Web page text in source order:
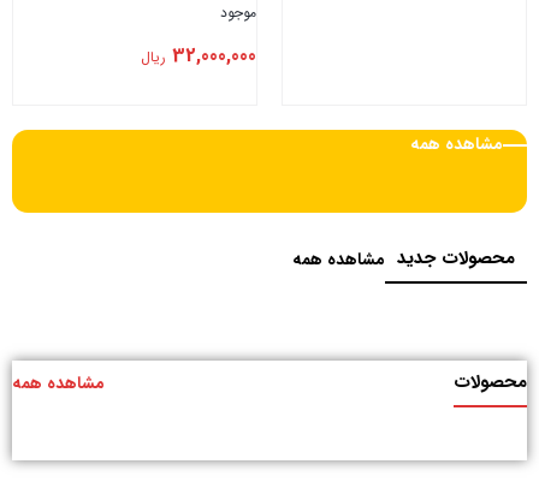
بستن
موجود
32,000,000 ریال
بستن مشاهده همه
محصولات جدید مشاهده همه
محصولات مشاهده همه